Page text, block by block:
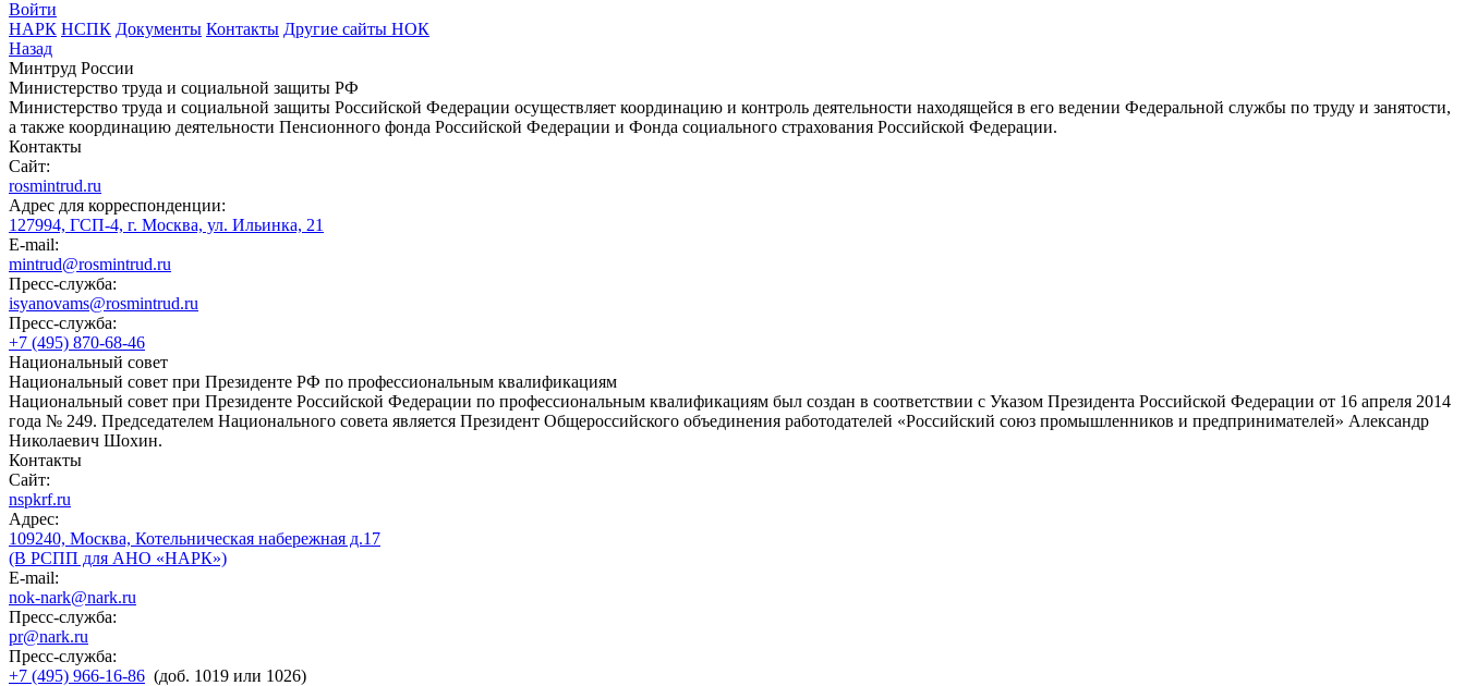
Войти
НАРК НСПК Документы Контакты Другие сайты НОК
Назад
Минтруд России
Министерство труда и социальной защиты РФ
Министерство труда и социальной защиты Российской Федерации осуществляет координацию и контроль деятельности находящейся в его ведении Федеральной службы по труду и занятости,
а также координацию деятельности Пенсионного фонда Российской Федерации и Фонда социального страхования Российской Федерации.
Контакты
Сайт:
rosmintrud.ru
Адрес для корреспонденции:
127994, ГСП-4, г. Москва, ул. Ильинка, 21
E-mail:
mintrud@rosmintrud.ru
Пресс-служба:
isyanovams@rosmintrud.ru
Пресс-служба:
+7 (495) 870-68-46
Национальный совет
Национальный совет при Президенте РФ по профессиональным квалификациям
Национальный совет при Президенте Российской Федерации по профессиональным квалификациям был создан в соответствии с Указом Президента Российской Федерации от 16 апреля 2014
года № 249. Председателем Национального совета является Президент Общероссийского объединения работодателей «Российский союз промышленников и предпринимателей» Александр
Николаевич Шохин.
Контакты
Сайт:
nspkrf.ru
Адрес:
109240, Москва, Котельническая набережная д.17
(В РСПП для АНО «НАРК»)
E-mail:
nok-nark@nark.ru
Пресс-служба:
pr@nark.ru
Пресс-служба:
+7 (495) 966-16-86 (доб. 1019 или 1026)